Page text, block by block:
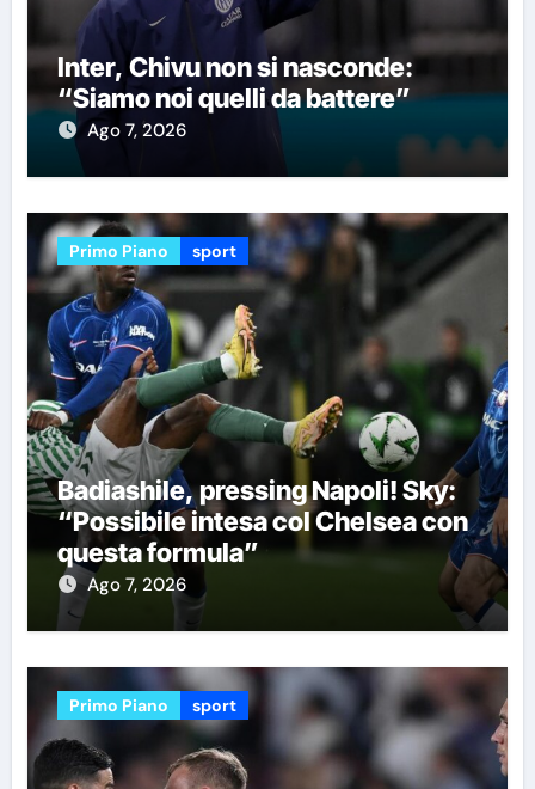
Inter, Chivu non si nasconde:
“Siamo noi quelli da battere”
Ago 7, 2026
Primo Piano sport
Badiashile, pressing Napoli! Sky:
“Possibile intesa col Chelsea con
questa formula”
Ago 7, 2026
Primo Piano sport